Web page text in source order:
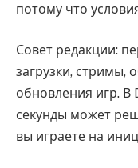
потому что
Совет редакции:
загрузки, стримы,
обновления игр. В
секунды может
вы играете на